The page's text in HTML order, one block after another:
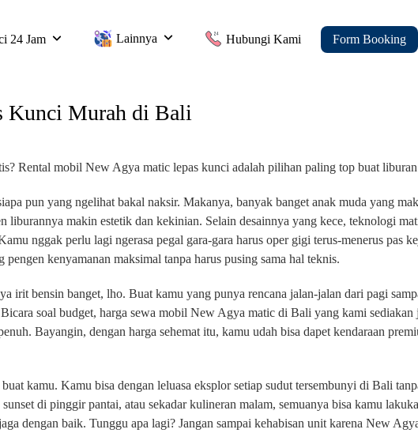
24 Jam Lainnya Hubungi Kami Form Booking
Kunci Murah di Bali
Rental mobil New Agya matic lepas kunci adalah pilihan paling top buat
pun yang ngelihat bakal naksir. Makanya, banyak banget anak muda yang
makin estetik dan kekinian. Selain desainnya yang kece, teknologi
nggak perlu lagi ngerasa pegal gara-gara harus oper gigi terus-menerus pas
kenyamanan maksimal tanpa harus pusing sama hal teknis.
irit bensin banget, lho. Buat kamu yang punya rencana jalan-jalan dari pagi
soal budget, harga sewa mobil New Agya matic di Bali yang kami sediakan
Bayangin, dengan harga sehemat itu, kamu udah bisa dapet kendaraan
kamu. Kamu bisa dengan leluasa eksplor setiap sudut tersembunyi di Bali
di pinggir pantai, atau sekadar kulineran malam, semuanya bisa kamu
dengan baik. Tunggu apa lagi? Jangan sampai kehabisan unit karena New